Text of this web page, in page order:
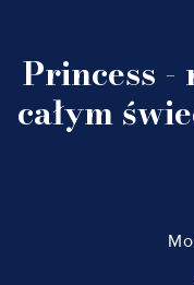
Princess
całym